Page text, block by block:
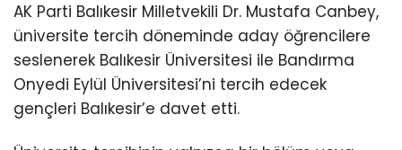
AK Parti Balıkesir Milletvekili Dr. Mustafa Canbey,
üniversite tercih döneminde aday öğrencilere
seslenerek Balıkesir Üniversitesi ile Bandırma
Onyedi Eylül Üniversitesi’ni tercih edecek
gençleri Balıkesir’e davet etti.